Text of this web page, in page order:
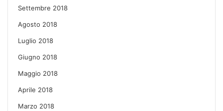
Settembre 2018
Agosto 2018
Luglio 2018
Giugno 2018
Maggio 2018
Aprile 2018
Marzo 2018